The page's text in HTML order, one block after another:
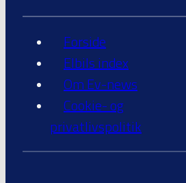
Forside
Elbils index
Om Ev-news
Cookie- og
privatlivspolitik